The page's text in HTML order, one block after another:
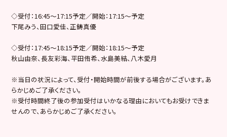
◇受付：16:45～17:15予定／開始：17:15～予定
下尾みう、田口愛佳、正鋳真優
◇受付：17:45～18:15予定／開始：18:15～予定
秋山由奈、長友彩海、平田侑希、水島美結、八木愛月
※当日の状況によって、受付・開始時間が前後する場合がございます。あ
らかじめご了承ください。
※受付時間終了後の参加受付はいかなる理由においてもお受けできま
せんので、あらかじめご了承ください。